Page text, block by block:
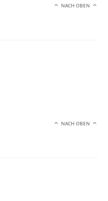
NACH OBEN
NACH OBEN